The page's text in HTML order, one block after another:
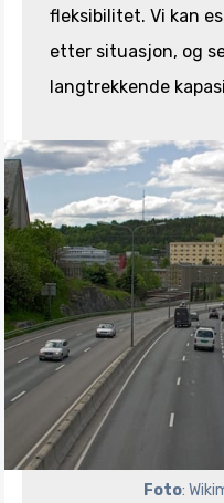
fleksibilitet. Vi kan
etter situasjon, og
langtrekkende
Foto: